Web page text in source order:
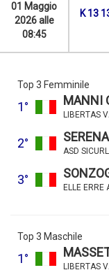
01 Maggio
2026 alle
08:45
K 13
Top 3 Femminile
1° MANNI
LIBERTAS
2°
ASD
3°
ELLE ERRE
Top 3 Maschile
1°
LIBERTAS